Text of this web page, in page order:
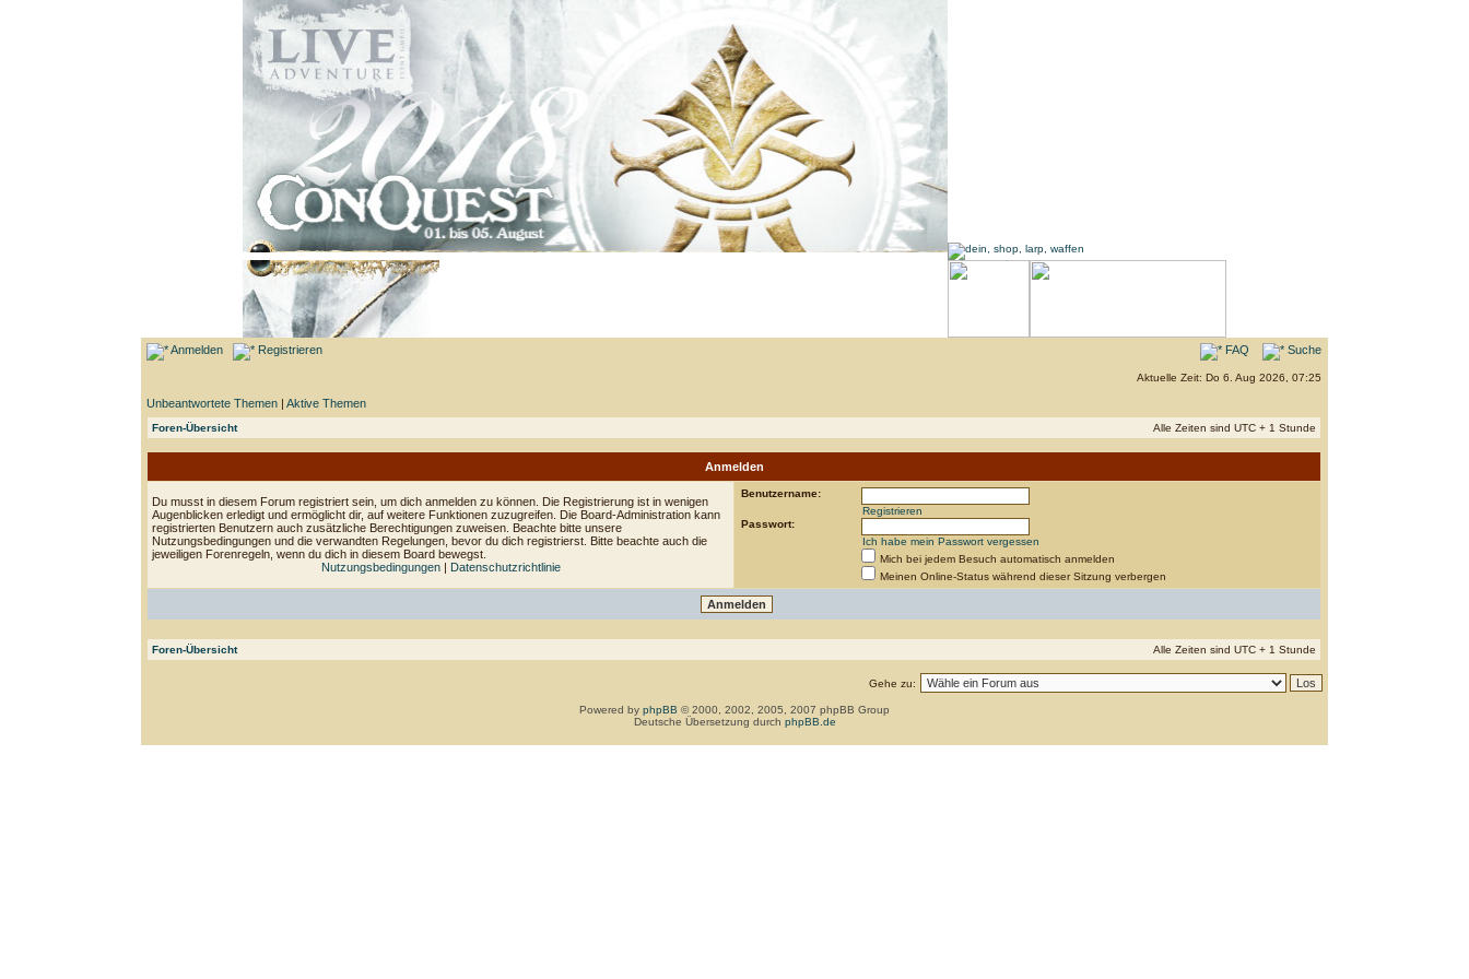
Anmelden Registrieren FAQ Suche
Aktuelle Zeit: Do 6. Aug 2026, 07:25
Unbeantwortete Themen |Aktive Themen
Foren-Übersicht Alle Zeiten sind UTC + 1 Stunde
Anmelden
Du musst in diesem Forum registriert sein, um dich anmelden zu können. Die Registrierung ist in wenigen
Augenblicken erledigt und ermöglicht dir, auf weitere Funktionen zuzugreifen. Die Board-Administration kann
registrierten Benutzern auch zusätzliche Berechtigungen zuweisen. Beachte bitte unsere
Nutzungsbedingungen und die verwandten Regelungen, bevor du dich registrierst. Bitte beachte auch die
jeweiligen Forenregeln, wenn du dich in diesem Board bewegst.
Nutzungsbedingungen| Datenschutzrichtlinie
Benutzername:
Registrieren
Passwort:
Ich habe mein Passwort vergessen
Mich bei jedem Besuch automatisch anmelden
Meinen Online-Status während dieser Sitzung verbergen
Foren-Übersicht Alle Zeiten sind UTC + 1 Stunde
Gehe zu:
Powered by phpBB © 2000, 2002, 2005, 2007 phpBB Group
Deutsche Übersetzung durch phpBB.de